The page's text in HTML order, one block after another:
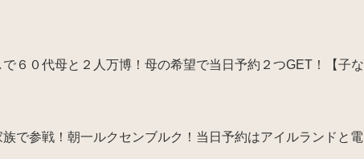
で６０代母と２人万博！母の希望で当日予約２つGET！【子な
族で参戦！朝一ルクセンブルク！当日予約はアイルランドと電